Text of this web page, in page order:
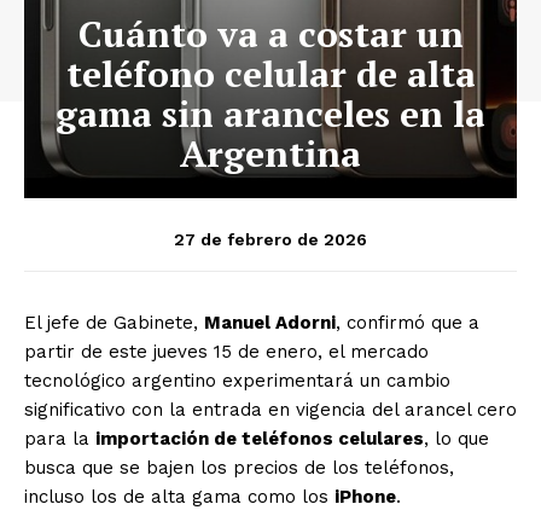
Cuánto va a costar un
teléfono celular de alta
gama sin aranceles en la
Argentina
27 de febrero de 2026
El jefe de Gabinete, Manuel Adorni, confirmó que a
partir de este jueves 15 de enero, el mercado
tecnológico argentino experimentará un cambio
significativo con la entrada en vigencia del arancel cero
para la importación de teléfonos celulares, lo que
busca que se bajen los precios de los teléfonos,
incluso los de alta gama como los iPhone.